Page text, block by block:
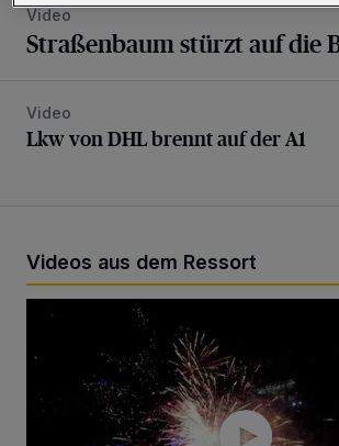
Video
Straßenbaum stürzt auf die
Lkw von DHL brennt auf der A1
Video
Lkw von DHL brennt auf der A1
Videos aus dem Ressort
Feuerwerk auf der Mega-Kirmes